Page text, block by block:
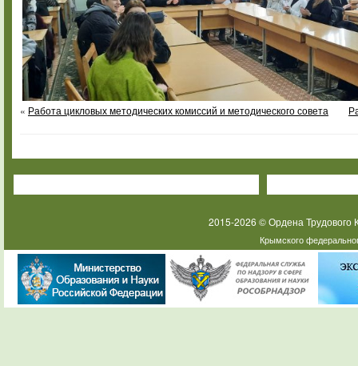
« Работа цикловых методических комиссий и методического совета
2015-2026 © Ордена
Крымского